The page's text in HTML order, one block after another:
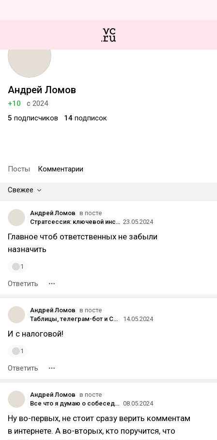
Андрей Ломов
+10
с 2024
5 подписчиков 14 подписок
Посты Комментарии
Свежее
Андрей Ломов в посте
Стратсессия: ключевой инструмент для развития бизнеса 23.05.2024
Главное чтоб ответственных не забыли
назначить
1
Ответить
Андрей Ломов в посте
Таблицы, телеграм-бот и ChatGPT: простой способ вести семейные финансы
14.05.2024
И с налоговой!
1
Ответить
Андрей Ломов в посте
Все что я думаю о собеседованиях после 29 лет работы в продажах 08.05.2024
Ну во-первых, не стоит сразу верить комментам
в интернете. А во-вторых, кто поручится, что